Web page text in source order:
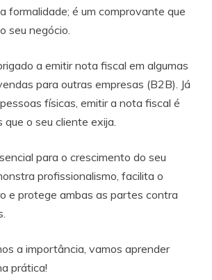
formalidade; é um comprovante que
seu negócio.
a emitir nota fiscal em algumas
para outras empresas (B2B). Já
físicas, emitir a nota fiscal é
que o seu cliente exija.
para o crescimento do seu
profissionalismo, facilita o
e protege ambas as partes contra
a importância, vamos aprender
prática!